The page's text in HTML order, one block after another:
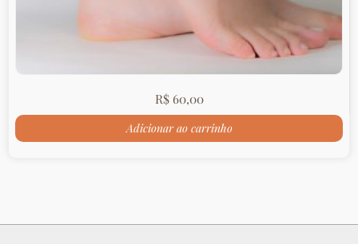
R$60,00
Adicionar ao carrinho